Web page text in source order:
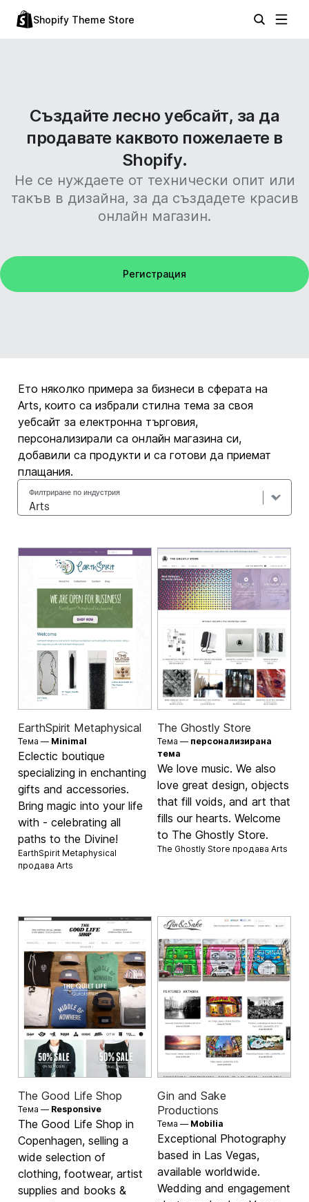
Shopify Theme Store
Създайте лесно уебсайт, за да
продавате каквото пожелаете в
Shopify.
Не се нуждаете от технически опит или
такъв в дизайна, за да създадете красив
онлайн магазин.
Регистрация
Ето няколко примера за бизнеси в сферата на
Arts, които са избрали стилна тема за своя
уебсайт за електронна търговия,
персонализирали са онлайн магазина си,
добавили са продукти и са готови да приемат
плащания.
Филтриране по индустрия
EarthSpirit Metaphysical
Тема — Minimal
Eclectic boutique
specializing in enchanting
gifts and accessories.
Bring magic into your life
with - celebrating all
paths to the Divine!
EarthSpirit Metaphysical
продаваArts
The Ghostly Store
Тема — персонализирана
тема
We love music. We also
love great design, objects
that fill voids, and art that
fills our hearts. Welcome
to The Ghostly Store.
The Ghostly Store продава Arts
The Good Life Shop
Тема — Responsive
The Good Life Shop in
Copenhagen, selling a
wide selection of
clothing, footwear, artist
supplies and books &
Gin and Sake
Productions
Тема — Mobilia
Exceptional Photography
based in Las Vegas,
available worldwide.
Wedding and engagement